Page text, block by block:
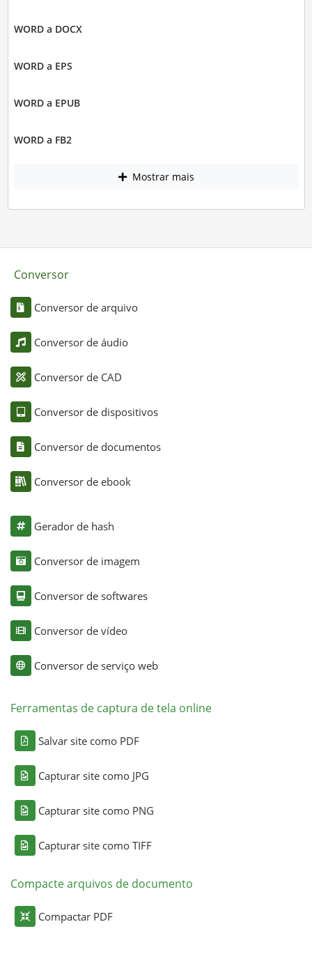
WORD a DOCX
WORD a EPS
WORD a EPUB
WORD a FB2
Mostrar mais
Conversor
Conversor de arquivo
Conversor de áudio
Conversor de CAD
Conversor de dispositivos
Conversor de documentos
Conversor de ebook
Gerador de hash
Conversor de imagem
Conversor de softwares
Conversor de vídeo
Conversor de serviço web
Ferramentas de captura de tela online
Salvar site como PDF
Capturar site como JPG
Capturar site como PNG
Capturar site como TIFF
Compacte arquivos de documento
Compactar PDF